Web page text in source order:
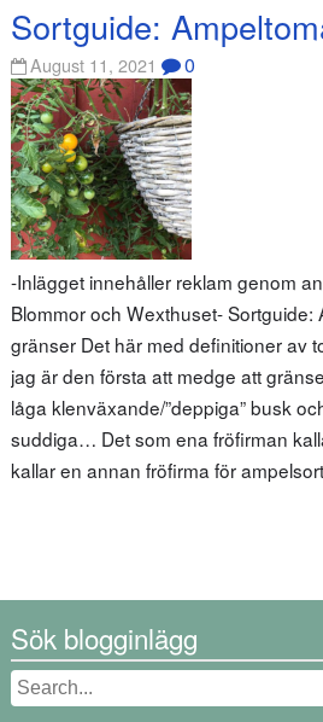
Sortguide:
August 11, 2021 0
-Inlägget innehåller reklam genom
Blommor och Wexthuset- Sortguide:
gränser Det här med definitioner av
jag är den första att medge att
låga klenväxande/”deppiga” busk
suddiga… Det som ena fröfirman
kallar en annan fröfirma för
Sök blogginlägg